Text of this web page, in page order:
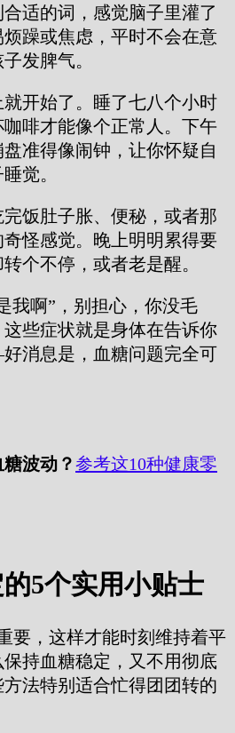
适的词，感觉脑子里灌了
躁或焦虑，平时不会在意
发脾气。
开始了。睡了七八个小时
啡才能像个正常人。下午
准得像闹钟，让你怀疑自
觉。
饭肚子胀、便秘，或者那
怪感觉。晚上明明累得要
个不停，或者老是醒。
我啊”，别担心，你没毛
些症状就是身体在告诉你
消息是，血糖问题完全可
波动？参考这10种健康零
5个实用小贴士
要，这样才能时刻维持着平
持血糖稳定，又不用彻底
法特别适合忙得团团转的